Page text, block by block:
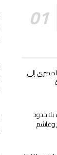
إلى
حدود
وغاشم